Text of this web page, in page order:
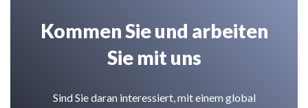
Kommen Sie und arbeiten
Sie mit uns
Sind Sie daran interessiert, mit einem global